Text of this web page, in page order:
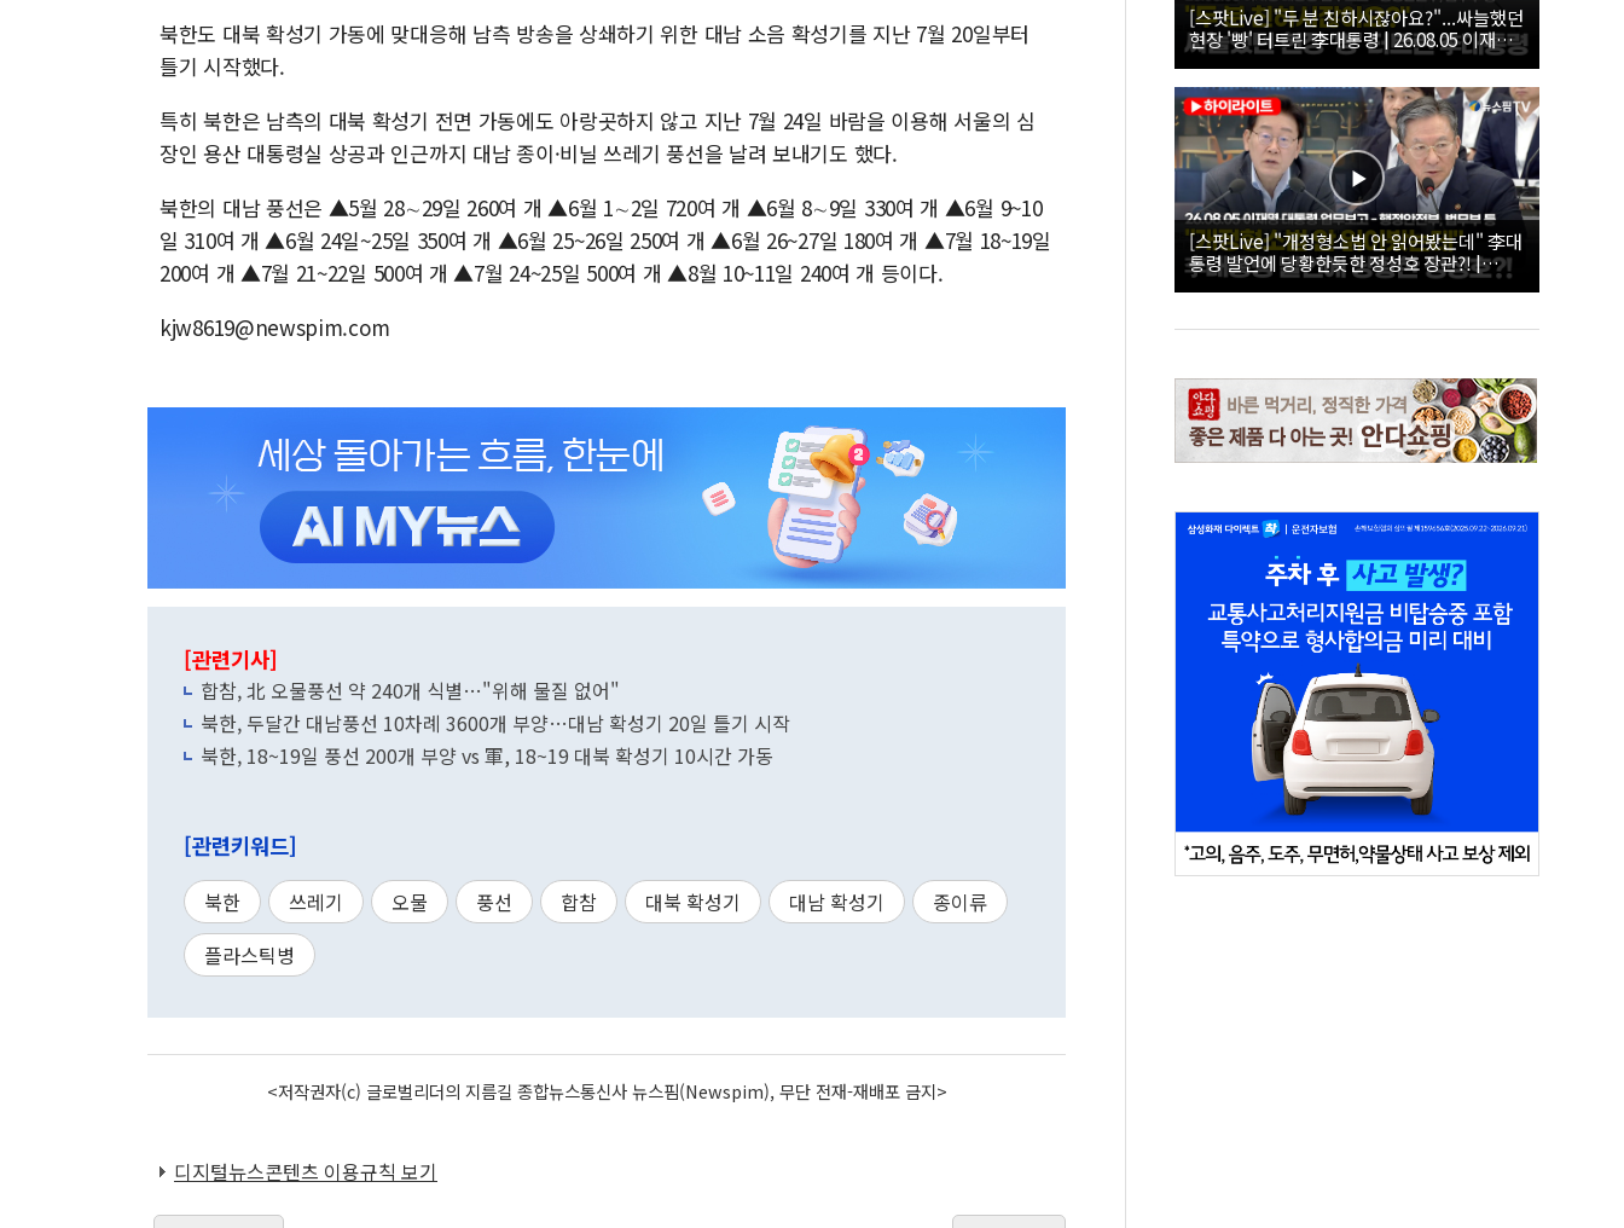
북한도 대북 확성기 가동에 맞대응해 남측 방송을 상쇄하기 위한 대남 소음 확성기를 지난 7월 20일부터
틀기 시작했다.
특히 북한은 남측의 대북 확성기 전면 가동에도 아랑곳하지 않고 지난 7월 24일 바람을 이용해 서울의 심
장인 용산 대통령실 상공과 인근까지 대남 종이·비닐 쓰레기 풍선을 날려 보내기도 했다.
북한의 대남 풍선은 ▲5월 28∼29일 260여 개 ▲6월 1∼2일 720여 개 ▲6월 8∼9일 330여 개 ▲6월 9~10
일 310여 개 ▲6월 24일~25일 350여 개 ▲6월 25~26일 250여 개 ▲6월 26~27일 180여 개 ▲7월 18~19일
200여 개 ▲7월 21~22일 500여 개 ▲7월 24~25일 500여 개 ▲8월 10~11일 240여 개 등이다.
kjw8619@newspim.com
[관련기사]
합참, 北 오물풍선 약 240개 식별…"위해 물질 없어"
북한, 두달간 대남풍선 10차례 3600개 부양…대남 확성기 20일 틀기 시작
북한, 18~19일 풍선 200개 부양 vs 軍, 18~19 대북 확성기 10시간 가동
[관련키워드]
북한 쓰레기 오물 풍선 합참 대북 확성기 대남 확성기
종이류
플라스틱병
<저작권자(c) 글로벌리더의 지름길 종합뉴스통신사 뉴스핌(Newspim), 무단 전재-재배포 금지>
디지털뉴스콘텐츠 이용규칙 보기
[스팟Live] "두 분 친하시잖아요?"...싸늘했던
현장 '빵' 터트린 李대통령 | 26.08.05 이재명
대통령 업무보고 - 행정안전부, 법무부 등
[스팟Live] "개정형소법 안 읽어봤는데" 李대
통령 발언에 당황한듯한 정성호 장관?! |
26.08.05 이재명 대통령 업무보고 - 행정안전